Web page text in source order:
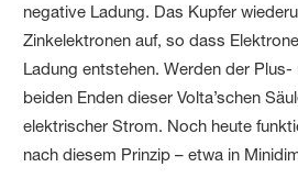
negative Ladung. Das Kupfer
Zinkelektronen auf, so dass
Ladung entstehen. Werden der
beiden Enden dieser Volta’schen
elektrischer Strom. Noch heute
nach diesem Prinzip – etwa in